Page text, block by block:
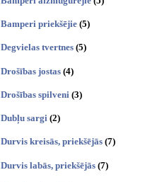
Bamperi priekšējie (5)
Degvielas tvertnes (5)
Drošības jostas (4)
Drošības spilveni (3)
Dubļu sargi (2)
Durvis kreisās, priekšējās (7)
Durvis labās, priekšējās (7)